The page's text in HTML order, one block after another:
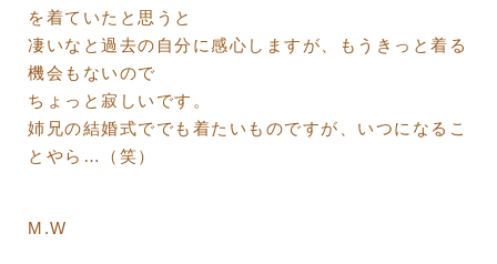
を着ていたと思うと
凄いなと過去の自分に感心しますが、もうきっと着る
機会もないので
ちょっと寂しいです。
姉兄の結婚式ででも着たいものですが、いつになるこ
とやら…（笑）
M.W